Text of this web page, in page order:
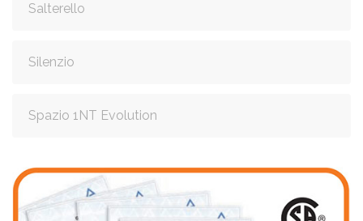
Salterello
Silenzio
Spazio 1NT Evolution